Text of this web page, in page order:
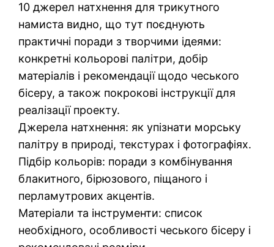
10 джерел натхнення для трикутного
намиста видно, що тут поєднують
практичні поради з творчими ідеями:
конкретні кольорові палітри, добір
матеріалів і рекомендації щодо чеського
бісеру, а також покрокові інструкції для
реалізації проекту.
Джерела натхнення: як упізнати морську
палітру в природі, текстурах і фотографіях.
Підбір кольорів: поради з комбінування
блакитного, бірюзового, піщаного і
перламутрових акцентів.
Матеріали та інструменти: список
необхідного, особливості чеського бісеру і